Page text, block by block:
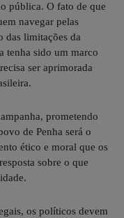
pública. O fato de que
navegar pelas
das limitações da
tenha sido um marco
ser aprimorada
prometendo
de Penha será o
ético e moral que os
sobre o que
os políticos devem